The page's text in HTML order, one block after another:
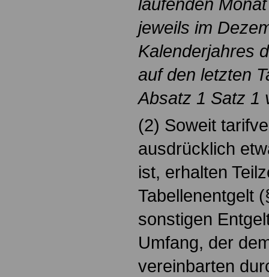
laufenden
jeweils im
Kalenderjahres
auf den letzten
Absatz 1 Satz 1
(2) Soweit
ausdrücklich
ist, erhalten
Tabellenentgelt
sonstigen
Umfang, der
vereinbarten